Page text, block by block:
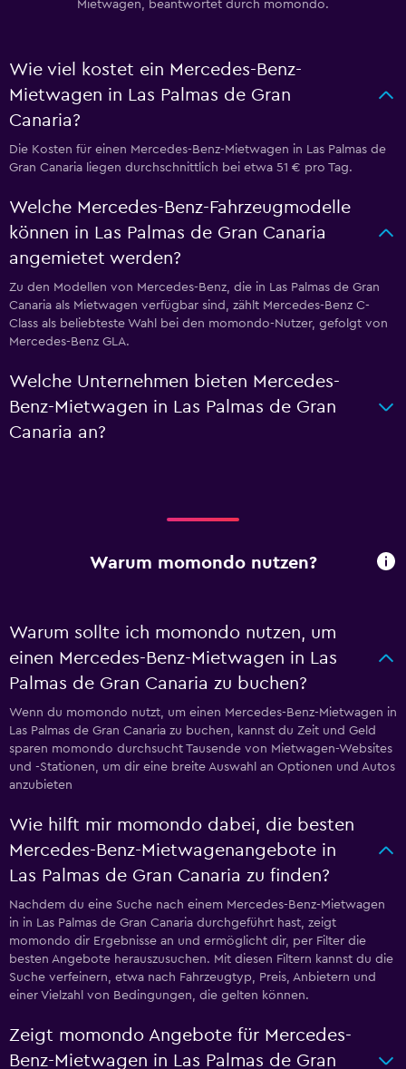
Mietwagen, beantwortet durch momondo.
Wie viel kostet ein Mercedes-Benz-
Mietwagen in Las Palmas de Gran
Canaria?
Die Kosten für einen Mercedes-Benz-Mietwagen in Las Palmas de
Gran Canaria liegen durchschnittlich bei etwa 51 € pro Tag.
Welche Mercedes-Benz-Fahrzeugmodelle
können in Las Palmas de Gran Canaria
angemietet werden?
Zu den Modellen von Mercedes-Benz, die in Las Palmas de Gran
Canaria als Mietwagen verfügbar sind, zählt Mercedes-Benz C-
Class als beliebteste Wahl bei den momondo-Nutzer, gefolgt von
Mercedes-Benz GLA.
Welche Unternehmen bieten Mercedes-
Benz-Mietwagen in Las Palmas de Gran
Canaria an?
Warum momondo nutzen?
Warum sollte ich momondo nutzen, um
einen Mercedes-Benz-Mietwagen in Las
Palmas de Gran Canaria zu buchen?
Wenn du momondo nutzt, um einen Mercedes-Benz-Mietwagen in
Las Palmas de Gran Canaria zu buchen, kannst du Zeit und Geld
sparen momondo durchsucht Tausende von Mietwagen-Websites
und -Stationen, um dir eine breite Auswahl an Optionen und Autos
anzubieten
Wie hilft mir momondo dabei, die besten
Mercedes-Benz-Mietwagenangebote in
Las Palmas de Gran Canaria zu finden?
Nachdem du eine Suche nach einem Mercedes-Benz-Mietwagen
in in Las Palmas de Gran Canaria durchgeführt hast, zeigt
momondo dir Ergebnisse an und ermöglicht dir, per Filter die
besten Angebote herauszusuchen. Mit diesen Filtern kannst du die
Suche verfeinern, etwa nach Fahrzeugtyp, Preis, Anbietern und
einer Vielzahl von Bedingungen, die gelten können.
Zeigt momondo Angebote für Mercedes-
Benz-Mietwagen in Las Palmas de Gran